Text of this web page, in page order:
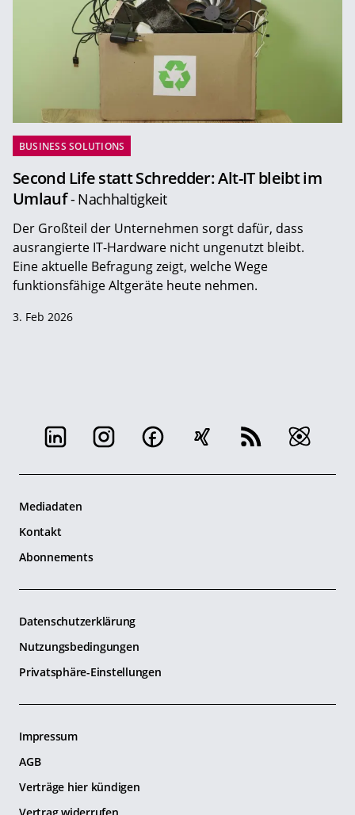
BUSINESS SOLUTIONS
Second Life statt Schredder: Alt-IT bleibt im
Umlauf- Nachhaltigkeit
Der Großteil der Unternehmen sorgt dafür, dass
ausrangierte IT-Hardware nicht ungenutzt bleibt.
Eine aktuelle Befragung zeigt, welche Wege
funktionsfähige Altgeräte heute nehmen.
3. Feb 2026
Mediadaten
Kontakt
Abonnements
Datenschutzerklärung
Nutzungsbedingungen
Privatsphäre-Einstellungen
Impressum
AGB
Verträge hier kündigen